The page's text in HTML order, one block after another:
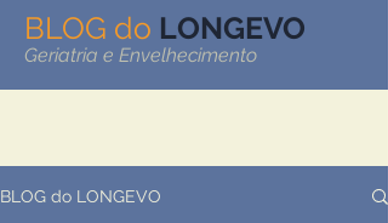
BLOG do LONGEVO
Geriatria e Envelhecimento
BLOG do LONGEVO